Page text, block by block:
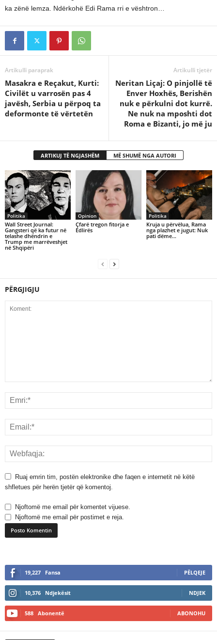
ka zënë lemza. Ndërkohë Edi Rama rri e vështron…
Artikulli paraprak
Masakra e Reçakut, Kurti:
Civilët u varrosën pas 4
javësh, Serbia u përpoq ta
deformonte të vërtetën
Artikulli tjetër
Neritan Liçaj: O pinjollë të
Enver Hoxhës, Berishën
nuk e përkulni dot kurrë.
Ne nuk na mposhti dot
Roma e Bizanti, jo më ju
ARTIKUJ TË NGJASHËM MË SHUMË NGA AUTORI
Politika
Wall Street Journal:
Gangsteri që ka futur në
telashe dhëndrin e
Trump me marrëveshjet
në Shqipëri
Opinion
Çfarë tregon fitorja e
Edlirës
Politika
Kruja u përvëlua, Rama
nga plazhet e jugut: Nuk
pati dëme…
PËRGJIGJU
Ruaj emrin tim, postën elektronike dhe faqen e internetit në këtë
shfletues për herën tjetër që komentoj.
Njoftomë me email për komentet vijuese.
Njoftomë me email për postimet e reja.
19,227 Fansa PËLQEJE
10,376 Ndjekësit NDJEK
588 Abonentë ABONOHU